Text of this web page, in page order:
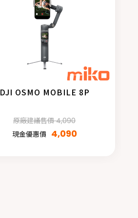
DJI OSMO MOBILE 8P
原廠建議售價 4,090
現金優惠價 4,090